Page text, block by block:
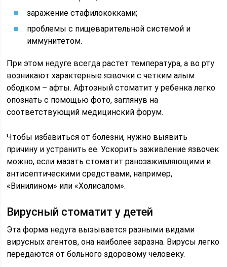
заражение стафилококками;
проблемы с пищеварительной системой и
иммунитетом.
При этом недуге всегда растет температура, а во рту
возникают характерные язвочки с четким алым
ободком – афты. Афтозный стоматит у ребенка легко
опознать с помощью фото, заглянув на
соответствующий медицинский форум.
Чтобы избавиться от болезни, нужно выявить
причину и устранить ее. Ускорить заживление язвочек
можно, если мазать стоматит ранозаживляющими и
антисептическими средствами, например,
«Винилином» или «Холисалом».
Вирусный стоматит у детей
Эта форма недуга вызывается разными видами
вирусных агентов, она наиболее заразна. Вирусы легко
передаются от больного здоровому человеку.